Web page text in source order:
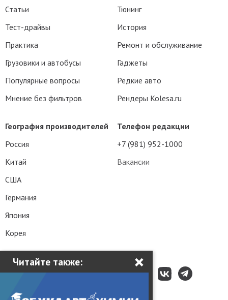
Читайте также: ×
Телефон редакции
+7 (981) 952-1000
Вакансии
Статьи
Тест-драйвы
Практика
Грузовики и автобусы
Популярные вопросы
Мнение без фильтров
Тюнинг
История
Ремонт и обслуживание
Гаджеты
Редкие авто
Рендеры Kolesa.ru
География производителей
Россия
Китай
США
Германия
Япония
Корея